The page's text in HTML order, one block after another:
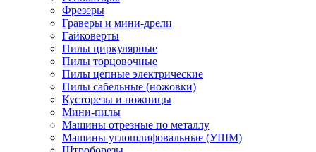
Фрезеры
Граверы и мини-дрели
Гайковерты
Пилы циркулярные
Пилы торцовочные
Пилы цепные электрические
Пилы сабельные (ножовки)
Кусторезы и ножницы
Мини-пилы
Машины отрезные по металлу
Машины углошлифовальные (УШМ)